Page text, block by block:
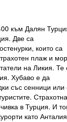
към Далян
Две са
които са
плаж и
на Ликия. Те
Хубаво е да
със сенници или
Страхотна
в Турция. И
като